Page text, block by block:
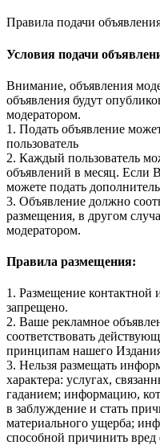
Правила подачи
Условия подачи
Внимание, объявления
объявления будут
модератором.
1. Подать объявление
пользователь
2. Каждый пользователь
объявлений в месяц. Если
можете подать
3. Объявление должно
размещения, в другом
модератором.
Правила размещения:
1. Размещение
запрещено.
2. Ваше рекламное
соответствовать
принципам нашего
3. Нельзя размещать
характера: услугах,
гаданием; информацию,
в заблуждение и стать
материального ущерба;
способной причинить